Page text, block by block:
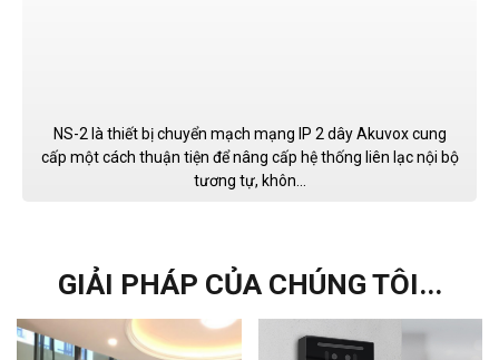
NS-2 là thiết bị chuyển mạch mạng IP 2 dây Akuvox cung
cấp một cách thuận tiện để nâng cấp hệ thống liên lạc nội bộ
tương tự, khôn...
GIẢI PHÁP CỦA CHÚNG TÔI...